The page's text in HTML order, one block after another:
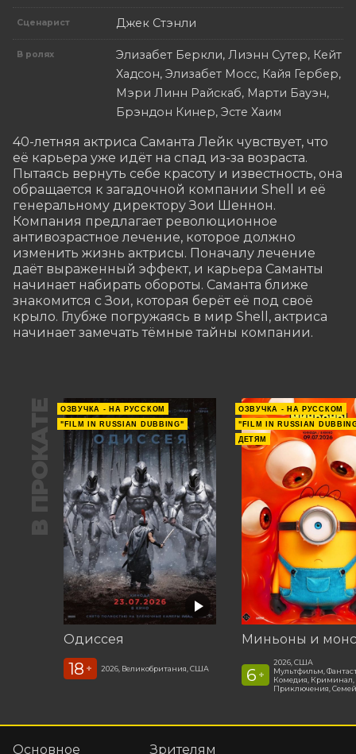
Сценарист Джек Стэнли
В ролях
Элизабет Беркли, Лиэнн Сутер, Кейт
Хадсон, Элизабет Мосс, Кайя Гербер,
Мэри Линн Райскаб, Марти Бауэн,
Брэндон Кинер, Эсте Хаим
40-летняя актриса Саманта Лейк чувствует, что
её карьера уже идёт на спад из-за возраста.
Пытаясь вернуть себе красоту и известность, она
обращается к загадочной компании Shell и её
генеральному директору Зои Шеннон.
Компания предлагает революционное
антивозрастное лечение, которое должно
изменить жизнь актрисы. Поначалу лечение
даёт выраженный эффект, и карьера Саманты
начинает набирать обороты. Саманта ближе
знакомится с Зои, которая берёт её под своё
крыло. Глубже погружаясь в мир Shell, актриса
начинает замечать тёмные тайны компании.
В ПРОКАТЕ
ОЗВУЧКА - НА РУССКОМ
"FILM IN RUSSIAN DUBBING"
Одиссея
18 + 2026, Великобритания, США
ОЗВУЧКА - НА РУССКОМ
"FILM IN RUSSIAN
ДЕТЯМ
Миньоны и
6 +
2026, США
Мультфильм,
Комедия, Криминал,
Приключения,
Основное Зрителям